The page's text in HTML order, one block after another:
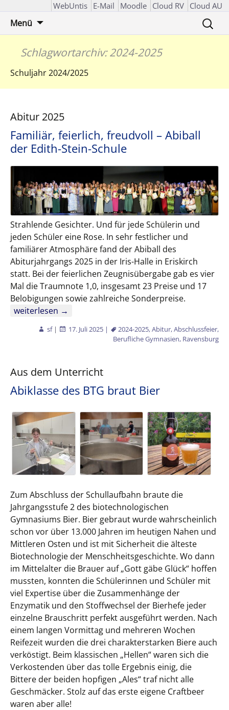
WebUntis E-Mail Moodle Cloud RV Cloud AU
Menü
Suchen
nach:
Schlagwortarchiv: 2024-2025
Schuljahr 2024/2025
Abitur 2025
Familiär, feierlich, freudvoll – Abiball
der Edith-Stein-Schule
Strahlende Gesichter. Und für jede Schülerin und
jeden Schüler eine Rose. In sehr festlicher und
familiärer Atmosphäre fand der Abiball des
Abiturjahrgangs 2025 in der Iris-Halle in Eriskirch
statt. Bei der feierlichen Zeugnisübergabe gab es vier
Mal die Traumnote 1,0, insgesamt 23 Preise und 17
Belobigungen sowie zahlreiche Sonderpreise.
Familiär, feierlich, freudvoll – Abiball der Edith-Stein-
weiterlesen →
sf| 17. Juli 2025 | 2024-2025,Abitur,Abschlussfeier,
Berufliche Gymnasien, Ravensburg
Aus dem Unterricht
Abiklasse des BTG braut Bier
Zum Abschluss der Schullaufbahn braute die
Jahrgangsstufe 2 des biotechnologischen
Gymnasiums Bier. Bier gebraut wurde wahrscheinlich
schon vor über 13.000 Jahren im heutigen Nahen und
Mittleren Osten und ist mit Sicherheit die älteste
Biotechnologie der Menschheitsgeschichte. Wo dann
im Mittelalter die Brauer auf „Gott gäbe Glück“ hoffen
mussten, konnten die Schülerinnen und Schüler mit
viel Expertise über die Zusammenhänge der
Enzymatik und den Stoffwechsel der Bierhefe jeder
einzelne Brauschritt perfekt ausgeführt werden. Nach
einem langen Vormittag und mehreren Wochen
Reifezeit wurden die drei charakterstarken Biere auch
verköstigt. Beim klassischen „Hellen“ waren sich die
Verkostenden über das tolle Ergebnis einig, die
Bittere der beiden hopfigen „Ales“ traf nicht alle
Geschmäcker. Stolz auf das erste eigene Craftbeer
waren aber alle!